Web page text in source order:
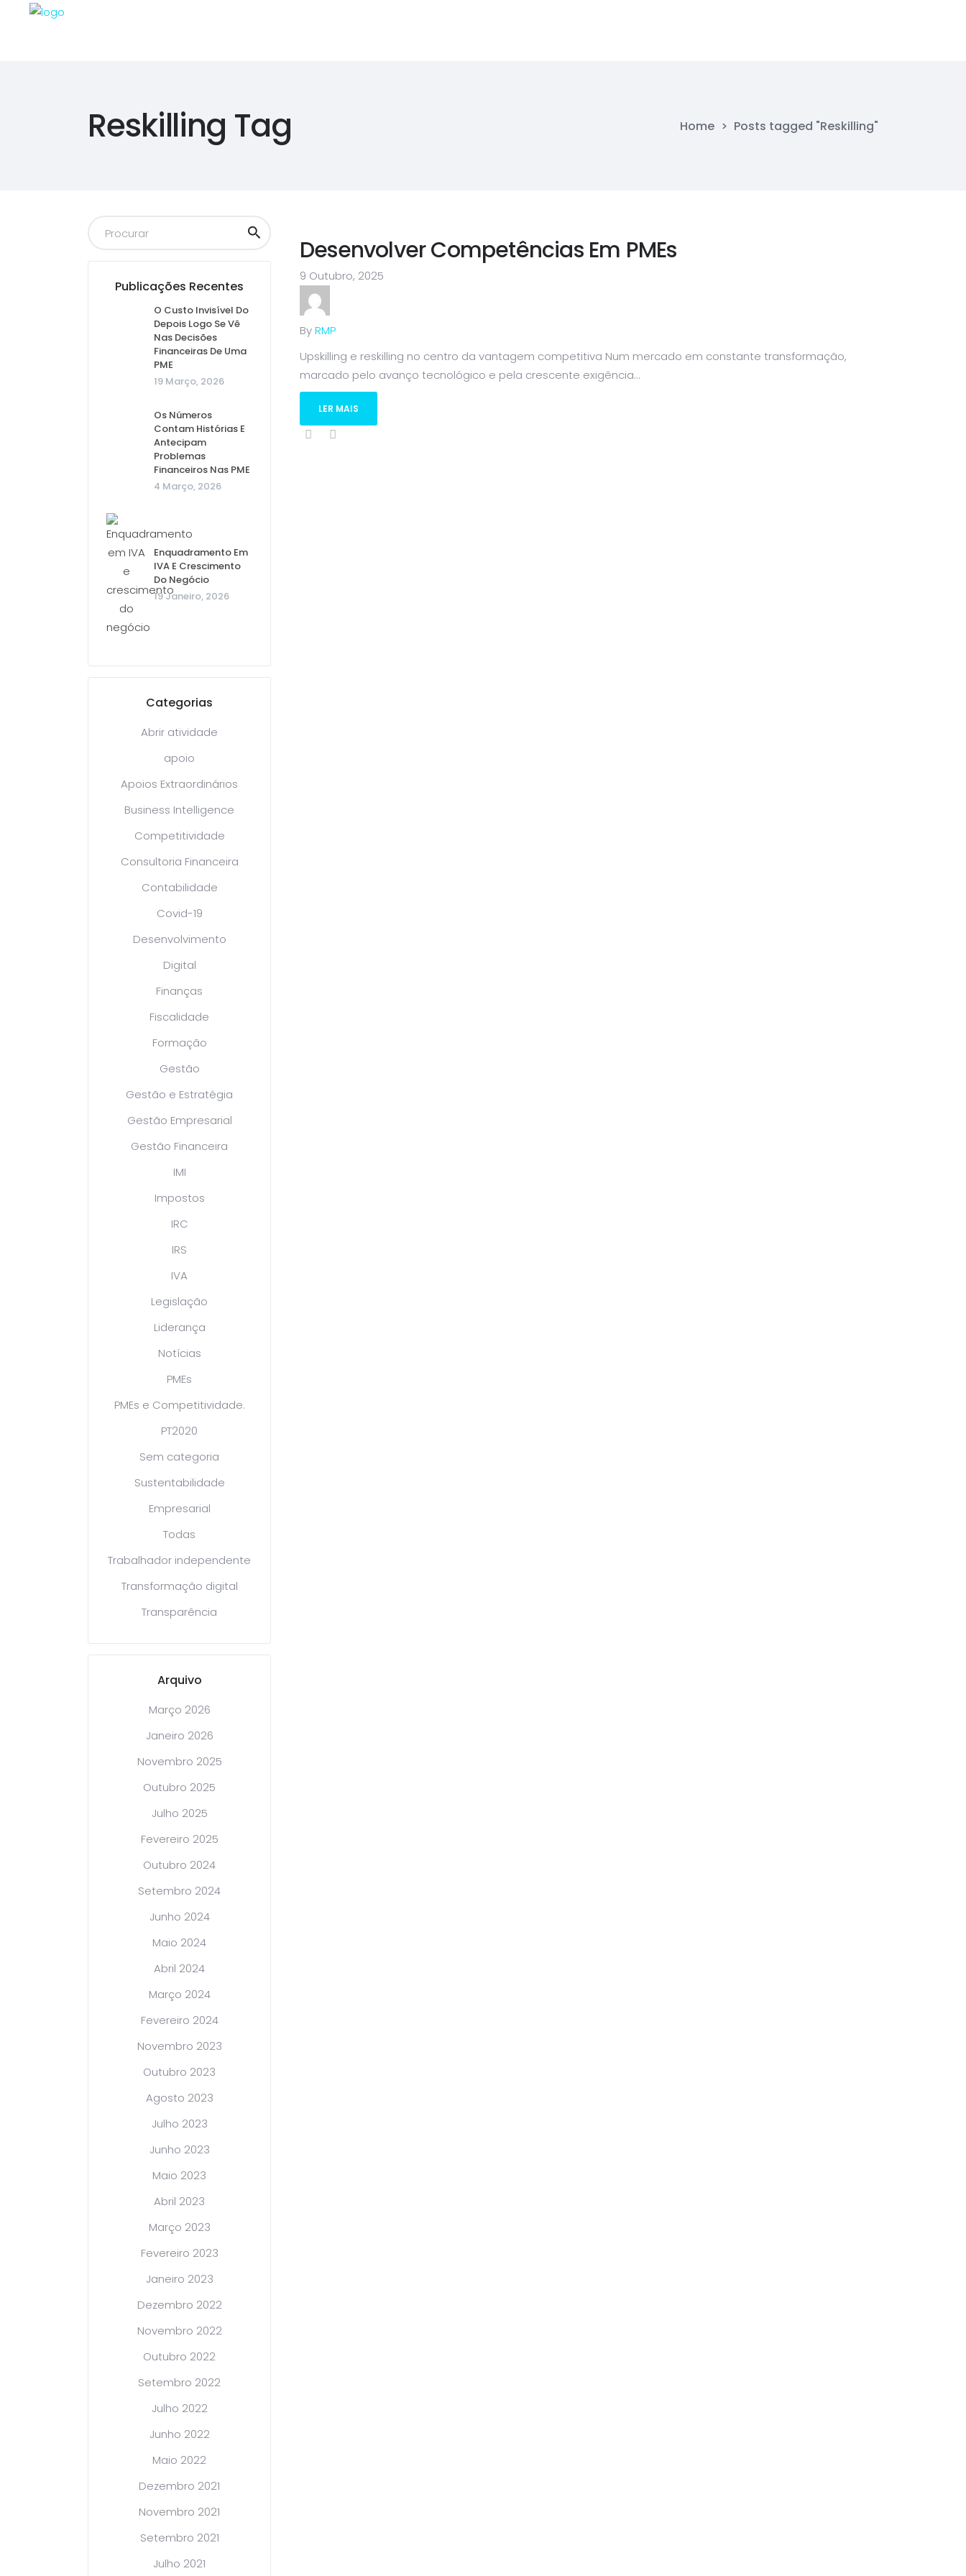
Reskilling Tag Home > Posts tagged "Reskilling"
Publicações Recentes
O Custo Invisível Do
Depois Logo Se Vê
Nas Decisões
Financeiras De Uma
PME
19 Março, 2026
Os Números
Contam Histórias E
Antecipam
Problemas
Financeiros Nas PME
4 Março, 2026
Enquadramento Em
IVA E Crescimento
Do Negócio
19 Janeiro, 2026
Categorias
Abrir atividade
apoio
Apoios Extraordinários
Business Intelligence
Competitividade
Consultoria Financeira
Contabilidade
Covid-19
Desenvolvimento
Digital
Finanças
Fiscalidade
Formação
Gestão
Gestão e Estratégia
Gestão Empresarial
Gestão Financeira
IMI
Impostos
IRC
IRS
IVA
Legislação
Liderança
Notícias
PMEs
PMEs e Competitividade.
PT2020
Sem categoria
Sustentabilidade
Empresarial
Todas
Trabalhador independente
Transformação digital
Transparência
Arquivo
Março 2026
Janeiro 2026
Novembro 2025
Outubro 2025
Julho 2025
Fevereiro 2025
Outubro 2024
Setembro 2024
Junho 2024
Maio 2024
Abril 2024
Março 2024
Fevereiro 2024
Novembro 2023
Outubro 2023
Agosto 2023
Julho 2023
Junho 2023
Maio 2023
Abril 2023
Março 2023
Fevereiro 2023
Janeiro 2023
Dezembro 2022
Novembro 2022
Outubro 2022
Setembro 2022
Julho 2022
Junho 2022
Maio 2022
Dezembro 2021
Novembro 2021
Setembro 2021
Julho 2021
Desenvolver Competências Em PMEs
9 Outubro, 2025
ByRMP
Upskilling e reskilling no centro da vantagem competitiva Num mercado em constante transformação,
marcado pelo avanço tecnológico e pela crescente exigência...
LER MAIS